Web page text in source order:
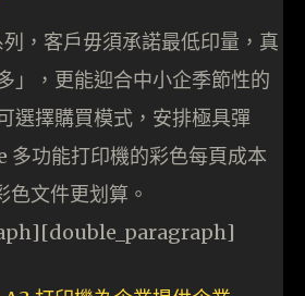
，客戶毋須承諾最低印量，真
」，更能迎合中小企季節性的
選擇購買模式，安排極具彈
多功能打印機的彩色每頁成本
色文件更划算。